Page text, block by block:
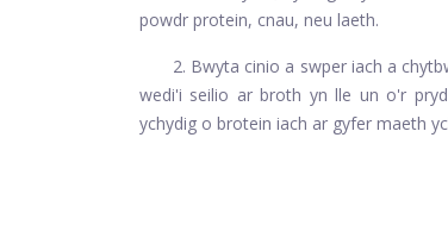
powdr protein, cnau, neu laeth.
2. Bwyta cinio a swper iach a
wedi'i seilio ar broth yn lle un o'r
ychydig o brotein iach ar gyfer maeth